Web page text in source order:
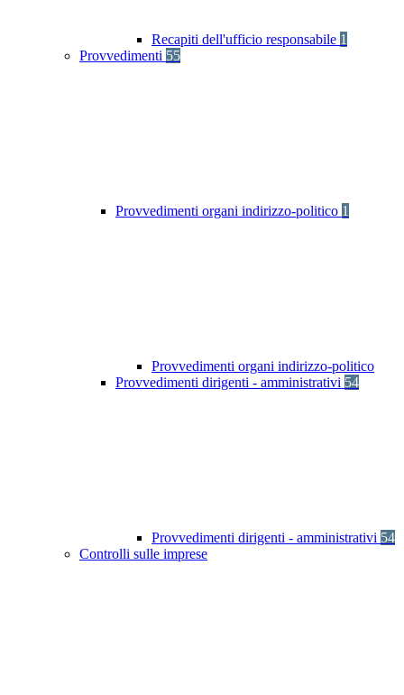
Recapiti dell'ufficio responsabile 1
Provvedimenti 55
Provvedimenti organi indirizzo-politico 1
Provvedimenti organi indirizzo-politico
Provvedimenti dirigenti - amministrativi 54
Provvedimenti dirigenti - amministrativi 54
Controlli sulle imprese